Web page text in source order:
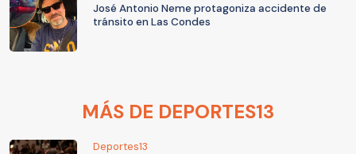
José Antonio Neme protagoniza accidente de
tránsito en Las Condes
MÁS DE DEPORTES13
Deportes13